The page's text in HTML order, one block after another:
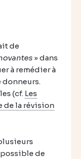
de
» dans
à remédier à
donneurs.
(cf. Les
de la révision
de